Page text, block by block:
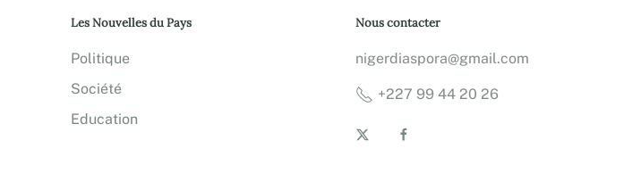
Les Nouvelles du Pays
Politique
Société
Education
Nous contacter
nigerdiaspora@gmail.com
+227 99 44 20 26